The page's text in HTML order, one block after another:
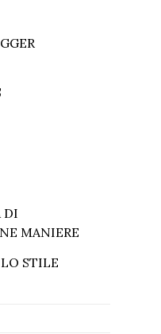
DI
MANIERE
STILE